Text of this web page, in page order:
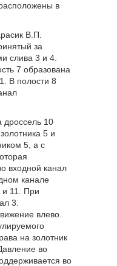
в
В.П.
за
слива 3 и 4.
7 образована
В полости 8
дроссель 10
5 и
5, а с
входной канал
канале
и 11. При
3.
влево.
на золотник
во
во